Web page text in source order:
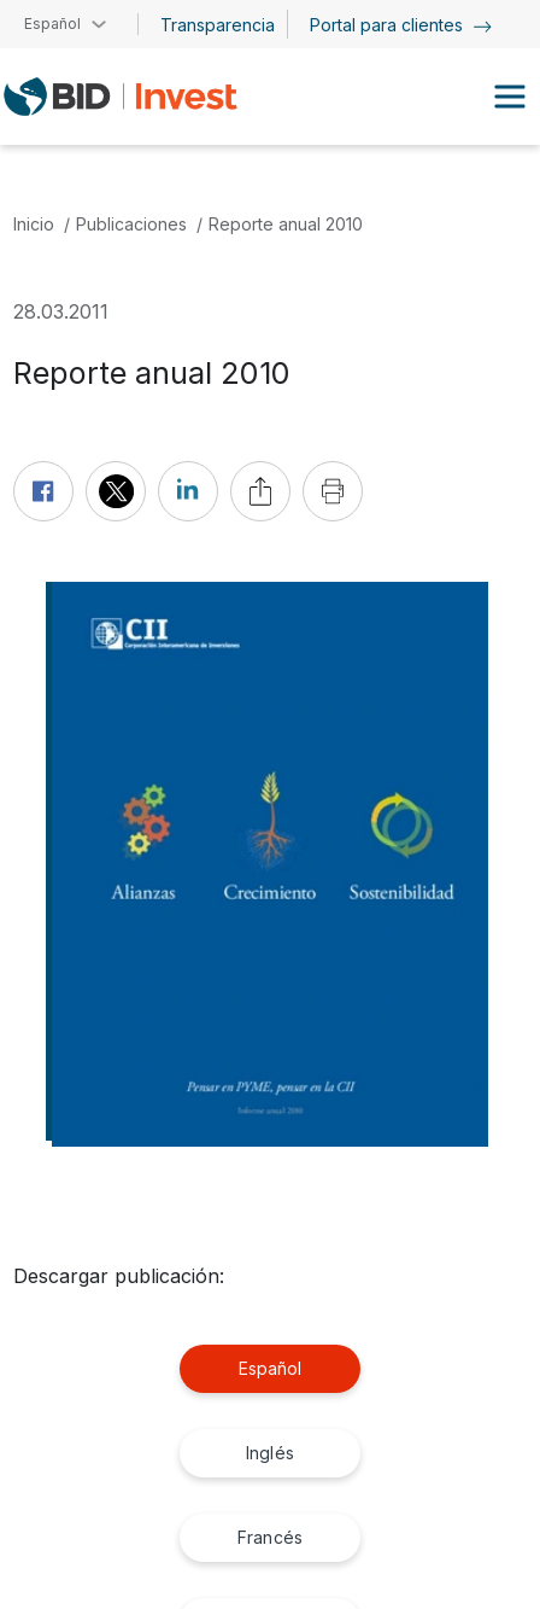
Pasar al contenido principal
Español Transparencia Portal para clientes
Inicio Publicaciones Reporte anual 2010
28.03.2011
Reporte anual 2010
Descargar publicación:
Inglés
Español
Francés